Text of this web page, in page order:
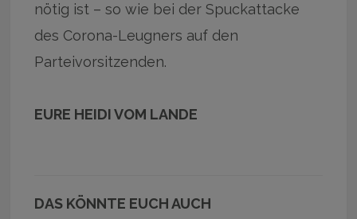
nötig ist – so wie bei der Spuckattacke
des Corona-Leugners auf den
Parteivorsitzenden.
EURE HEIDI VOM LANDE
DAS KÖNNTE EUCH AUCH